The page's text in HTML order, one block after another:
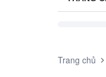
Trang chủ